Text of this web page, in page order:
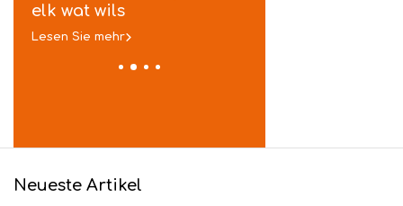
elk wat wils
Lesen Sie mehr
Neueste Artikel